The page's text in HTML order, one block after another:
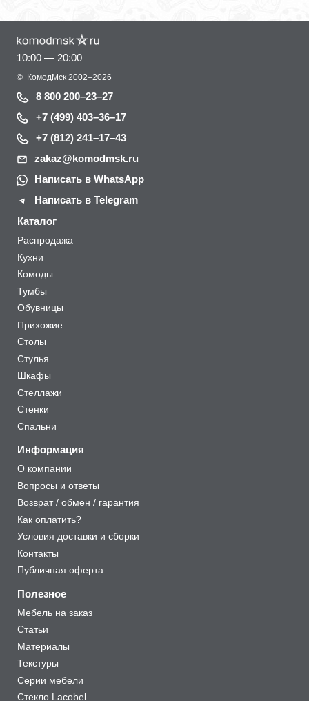
10:00 — 20:00
© КомодМск 2002–2026
8 800 200–23–27
+7 (499) 403–36–17
+7 (812) 241–17–43
zakaz@komodmsk.ru
Написать в WhatsApp
Написать в Telegram
Каталог
Распродажа
Кухни
Комоды
Тумбы
Обувницы
Прихожие
Столы
Стулья
Шкафы
Стеллажи
Стенки
Спальни
Информация
О компании
Вопросы и ответы
Возврат / обмен / гарантия
Как оплатить?
Условия доставки и сборки
Контакты
Публичная оферта
Полезное
Мебель на заказ
Статьи
Материалы
Текстуры
Серии мебели
Стекло Lacobel